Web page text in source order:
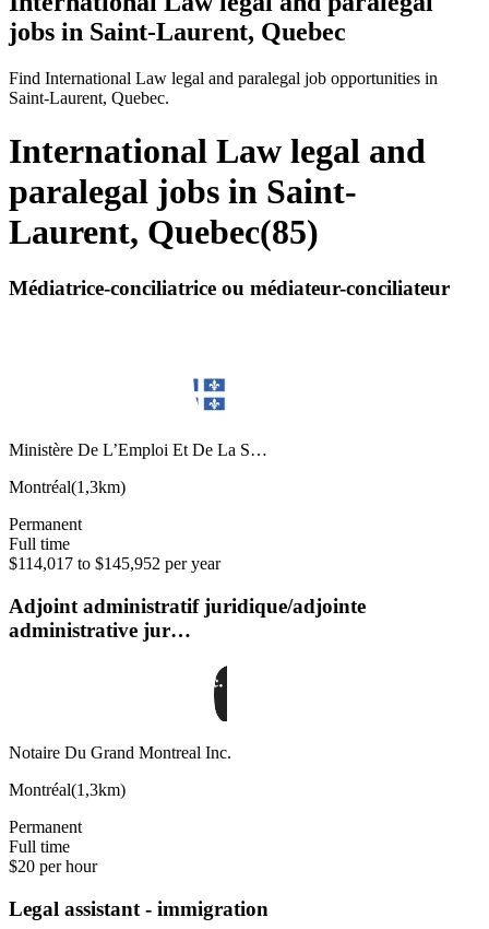
jobs in Saint-Laurent, Quebec
Find International Law legal and paralegal job opportunities in
Saint-Laurent, Quebec.
International Law legal and
paralegal jobs in Saint-
Laurent, Quebec(85)
Médiatrice-conciliatrice ou médiateur-conciliateur
Ministère De L’Emploi Et De La S…
Montréal(1,3km)
Permanent
Full time
$114,017 to $145,952 per year
Adjoint administratif juridique/adjointe
administrative jur…
Notaire Du Grand Montreal Inc.
Montréal(1,3km)
Permanent
Full time
$20 per hour
Legal assistant - immigration